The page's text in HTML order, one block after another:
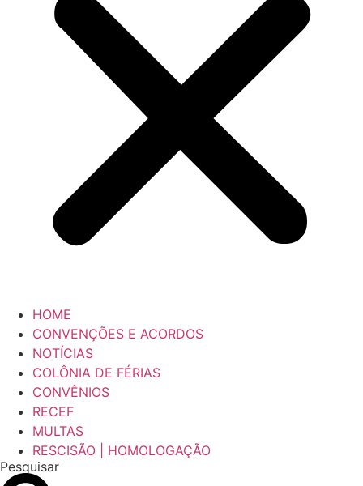
HOME
CONVENÇÕES E ACORDOS
NOTÍCIAS
COLÔNIA DE FÉRIAS
CONVÊNIOS
RECEF
MULTAS
RESCISÃO | HOMOLOGAÇÃO
Pesquisar